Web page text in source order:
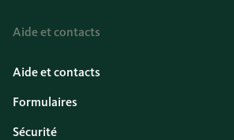
Aide et contacts
Aide et contacts
Formulaires
Sécurité